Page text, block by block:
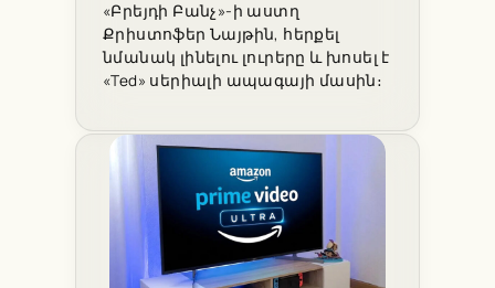
«Բրեյդի Բանչ»-ի աստղ
Քրիստոֆեր Նայթին, հերքել
նմանակ լինելու լուրերը և խոսել է
«Ted» սերիալի ապագայի մասին։